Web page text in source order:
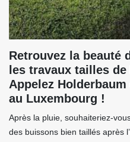
Retrouvez la beauté
les travaux tailles
Appelez
au Luxembourg !
Après la pluie, souhaiteriez-
des buissons bien taillés après